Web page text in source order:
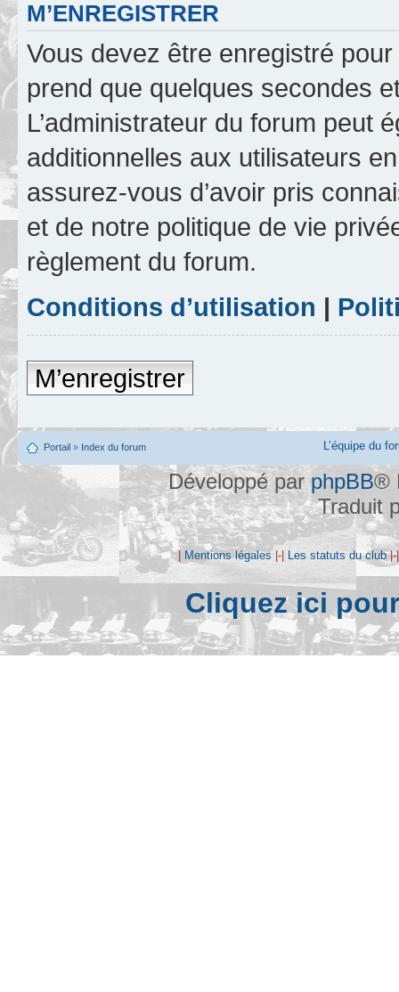
M’ENREGISTRER
Vous devez être enregistré
prend que quelques secondes
L’administrateur du forum peut
additionnelles aux utilisateurs
assurez-vous d’avoir pris
et de notre politique de vie
règlement du forum.
Conditions d’utilisation |
M’enregistrer
Portail » Index du forum L’équipe du
Développé parphpBB®
Traduit
| Mentions légales |-| Les statuts du club
Cliquez ici